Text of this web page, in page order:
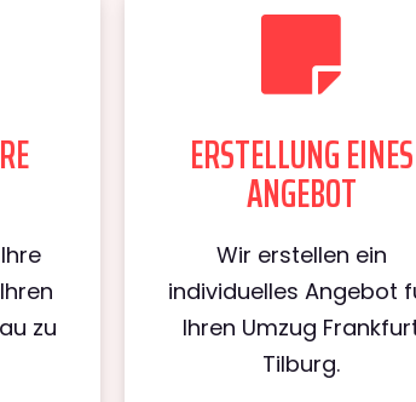
zu
ERSTELLUNG EINES
ANGEBOT
Wir erstellen ein
individuelles Angebot
Ihren Umzug
Tilburg.